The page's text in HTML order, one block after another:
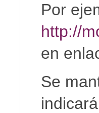
Por
http://
en
Se